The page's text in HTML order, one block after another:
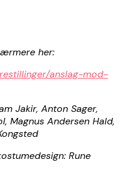
her:
anslag-mod-
Jakir, Anton Sager,
Magnus Andersen Hald,
Rune